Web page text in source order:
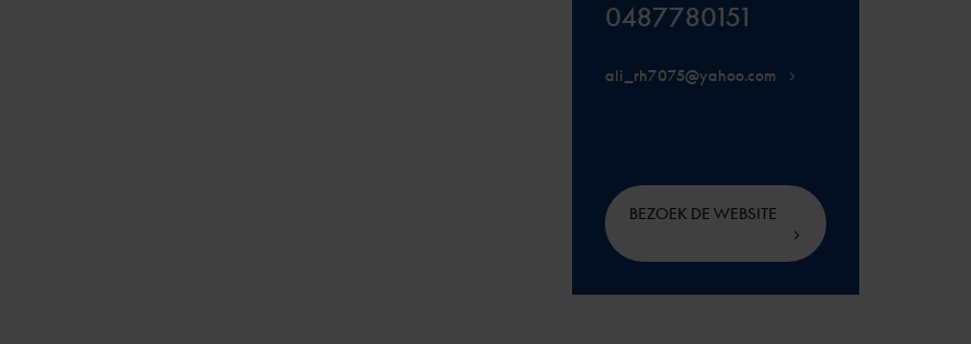
0487780151
ali_rh7075@yahoo.com
BEZOEK DE WEBSITE